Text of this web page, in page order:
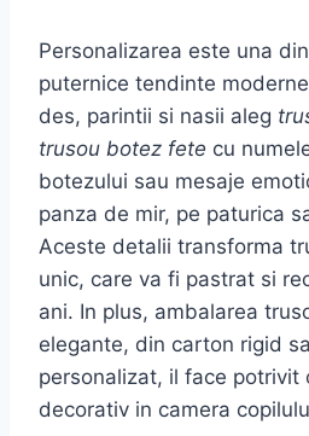
Personalizarea este una
puternice tendinte
des, parintii si nasii aleg
trusou botez fete cu
botezului sau mesaje
panza de mir, pe paturica
Aceste detalii transforma
unic, care va fi pastrat si
ani. In plus, ambalarea
elegante, din carton rigid
personalizat, il face potrivit
decorativ in camera